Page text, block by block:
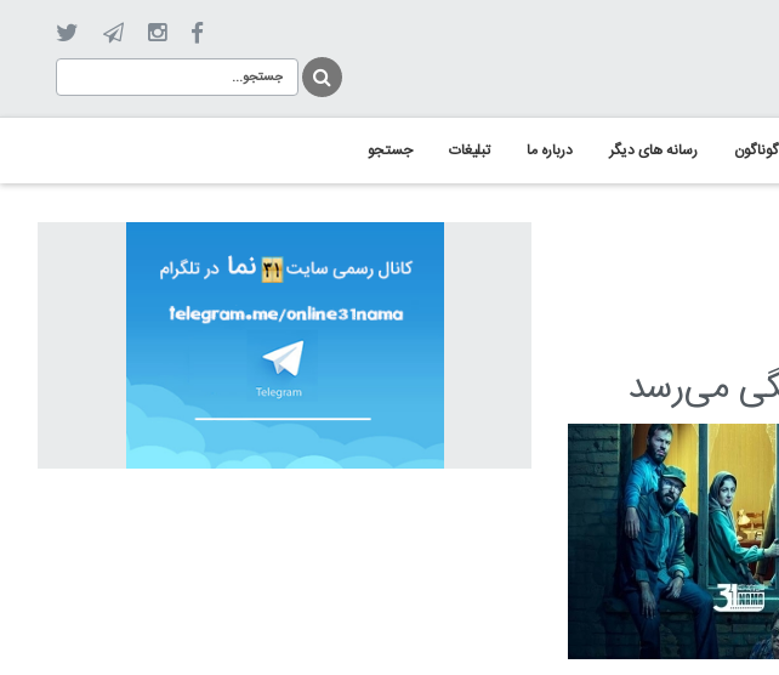
گوناگون رسانه های دیگر درباره ما تبلیغات جستجو